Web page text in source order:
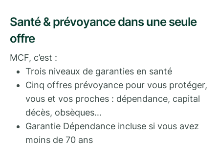
Santé & prévoyance dans une seule
offre
MCF, c’est :
Trois niveaux de garanties en santé
Cinq offres prévoyance pour vous protéger,
vous et vos proches : dépendance, capital
décès, obsèques…
Garantie Dépendance incluse si vous avez
moins de 70 ans